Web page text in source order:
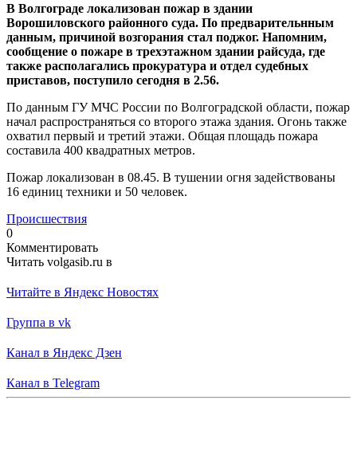
В Волгограде локализован пожар в здании
Ворошиловского районного суда. По предварительнным
данным, причиной возгорания стал поджог. Напомним,
сообщение о пожаре в трехэтажном здании райсуда, где
также располагались прокуратура и отдел судебных
приставов, поступило сегодня в 2.56.
По данным ГУ МЧС России по Волгоградской области, пожар
начал распространяться со второго этажа здания. Огонь также
охватил первый и третий этажи. Общая площадь пожара
составила 400 квадратных метров.
Пожар локализован в 08.45. В тушении огня задействованы
16 единиц техники и 50 человек.
Происшествия
0
Комментировать
Читать volgasib.ru в
Читайте в Яндекс Новостях
Группа в vk
Канал в Яндекс Дзен
Канал в Telegram